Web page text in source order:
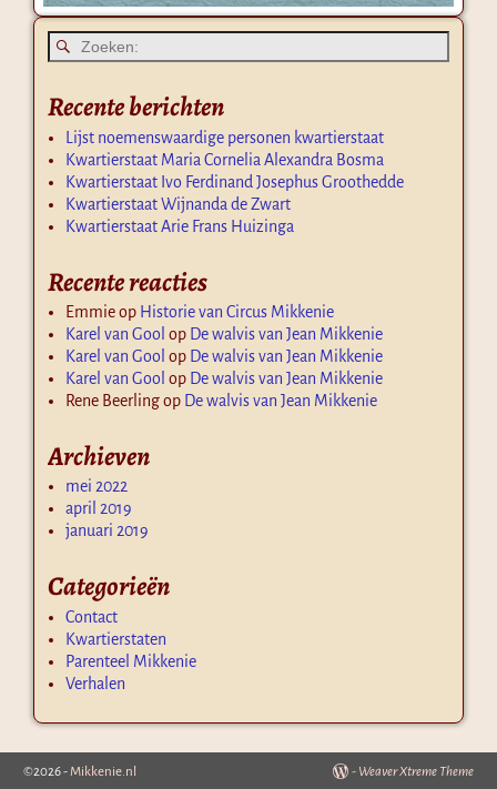
Recente berichten
Lijst noemenswaardige personen kwartierstaat
Kwartierstaat Maria Cornelia Alexandra Bosma
Kwartierstaat Ivo Ferdinand Josephus Groothedde
Kwartierstaat Wijnanda de Zwart
Kwartierstaat Arie Frans Huizinga
Recente reacties
Emmieop Historie van Circus Mikkenie
Karel van Gool op De walvis van Jean Mikkenie
Karel van Gool op De walvis van Jean Mikkenie
Karel van Gool op De walvis van Jean Mikkenie
Rene Beerlingop De walvis van Jean Mikkenie
Archieven
mei 2022
april 2019
januari 2019
Categorieën
Contact
Kwartierstaten
Parenteel Mikkenie
Verhalen
©2026 -Mikkenie.nl - Weaver Xtreme Theme